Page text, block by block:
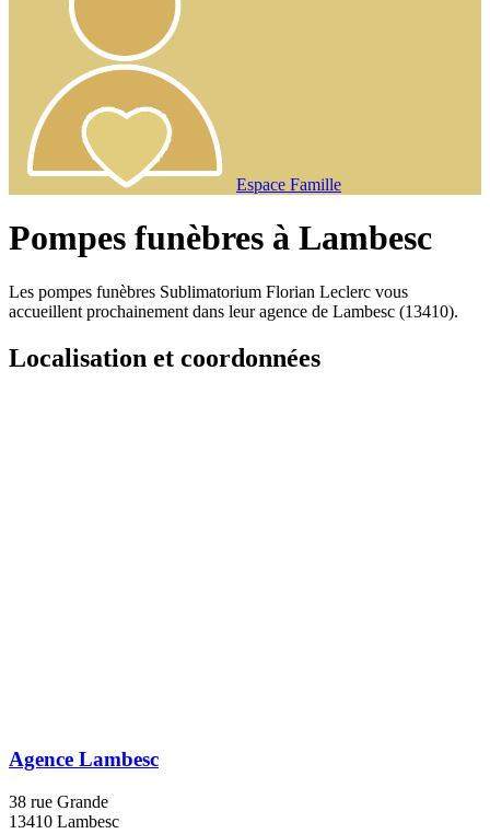
Espace Famille
Pompes funèbres à Lambesc
Les pompes funèbres Sublimatorium Florian Leclerc vous
accueillent prochainement dans leur agence de Lambesc (13410).
Localisation et coordonnées
Agence Lambesc
38 rue Grande
13410 Lambesc